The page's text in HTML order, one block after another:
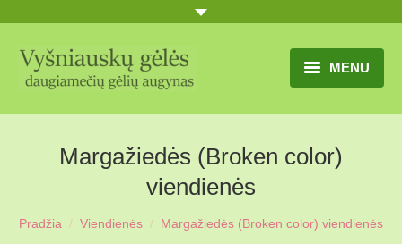
MENU
TITULINIS
GĖLIŲ KATALOGAS
PRANEŠIMAI
Margažiedės (Broken color)
viendienės
Pradžia Viendienės Margažiedės (Broken color) viendienės